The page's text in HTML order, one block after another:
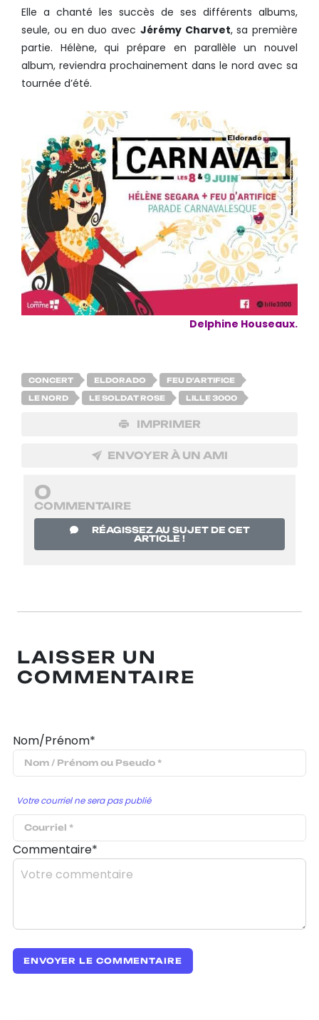
Elle a chanté les succès de ses différents albums,
seule, ou en duo avec Jérémy Charvet, sa première
partie. Hélène, qui prépare en parallèle un nouvel
album, reviendra prochainement dans le nord avec sa
tournée d’été.
Delphine Houseaux.
CONCERT ELDORADO FEU D'ARTIFICE
LE NORD LE SOLDAT ROSE LILLE 3000
IMPRIMER
ENVOYER À UN AMI
0
COMMENTAIRE
RÉAGISSEZ AU SUJET DE CET
ARTICLE !
LAISSER UN
COMMENTAIRE
Nom/Prénom*
Votre courriel ne sera pas publié
Commentaire*